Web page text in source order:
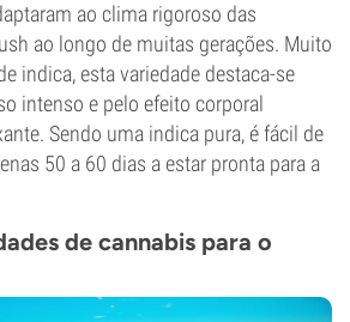
luz
ao clima rigoroso das
ao longo de muitas gerações. Muito
indica, esta variedade destaca-se
intenso e pelo efeito corporal
Sendo uma indica pura, é fácil de
50 a 60 dias a estar pronta para a
de cannabis para o